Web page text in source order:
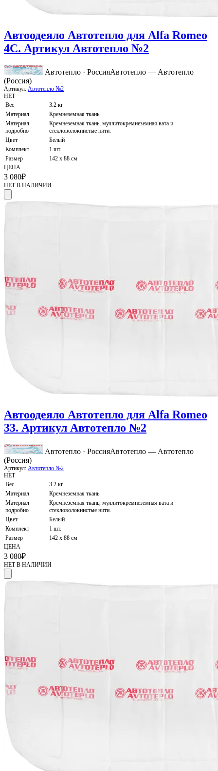
Автоодеяло Автотепло для Alfa Romeo
4C. Артикул Автотепло №2
Автотепло · РоссияАвтотепло — Автотепло
(Россия)
Артикул: Автотепло №2
НЕТ
Вес
3.2 кг
Материал
Кремнеземная ткань
Материал
подробно
Кремнеземная ткань, муллитокремнеземная вата и
стекловолокнистые нити.
Цвет
Белый
Комплект
1 шт.
Размер
142 х 88 см
ЦЕНА
3 080₽
НЕТ В НАЛИЧИИ
Автоодеяло Автотепло для Alfa Romeo
33. Артикул Автотепло №2
Автотепло · РоссияАвтотепло — Автотепло
(Россия)
Артикул: Автотепло №2
НЕТ
Вес
3.2 кг
Материал
Кремнеземная ткань
Материал
подробно
Кремнеземная ткань, муллитокремнеземная вата и
стекловолокнистые нити.
Цвет
Белый
Комплект
1 шт.
Размер
142 х 88 см
ЦЕНА
3 080₽
НЕТ В НАЛИЧИИ